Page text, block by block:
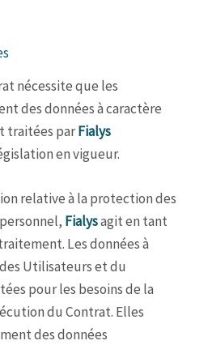
nécessite que les
des données à caractère
traitées parFialys
en vigueur.
relative à la protection des
Fialysagit en tant
Les données à
Utilisateurs et du
pour les besoins de la
du Contrat. Elles
des données